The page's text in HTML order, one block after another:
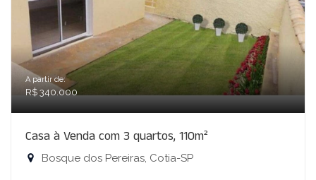
A partir de:
R$ 340.000
Casa à Venda com 3 quartos, 110m²
Bosque dos Pereiras, Cotia-SP